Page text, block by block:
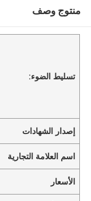
منتوج وصف
تسليط الضوء:
إصدار الشهادات
اسم العلامة التجارية
الأسعار